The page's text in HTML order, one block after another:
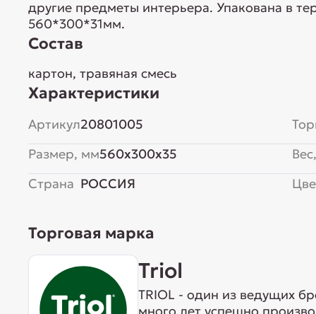
другие предметы интерьера. Упакована в
560*300*31мм.
Состав
картон, травяная смесь
Характеристики
Артикул20801005
Размер, мм560x300x35
Страна РОССИЯ
Торговая марка
Triol
TRIOL - один из ведущих